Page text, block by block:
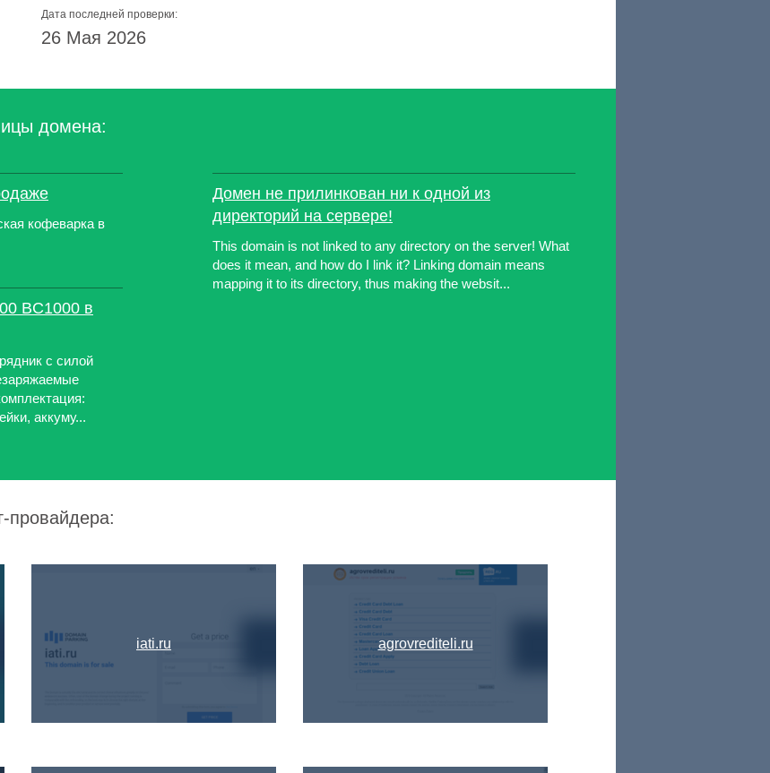
Дата последней проверки:
26 Мая 2026
домена:
кофеварка в
BC1000 в
с силой
аккуму...
Домен не прилинкован ни к одной из
директорий на сервере!
This domain is not linked to any directory on the server! What
does it mean, and how do I link it? Linking domain means
mapping it to its directory, thus making the websit...
провайдера:
iati.ru agrovrediteli.ru